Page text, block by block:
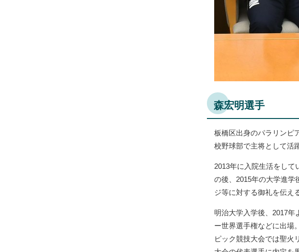
森宏明選手
板橋区出身のパラリンピ
校野球部で主将として活
2013年に入院生活をして
の後、2015年の大学進学
ジ等に対する御礼を伝える
明治大学入学後、2017
ー世界選手権などに出場
ピック競技大会では聖火